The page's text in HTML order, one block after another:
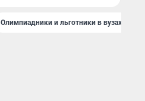
Олимпиадники и льготники в вузах СПб